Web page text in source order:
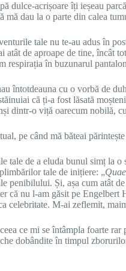
dulce-acrișoare îți ieșeau
dau la o parte din calea
tale nu te-au adus în
de aproape de tine, încât
respirația în buzunarul
întotdeauna cu o vorbă de
că ți-a fost lăsată
dintr-o viță oarecum nobilă,
pe când mă băteai
de a eluda bunul simț la
tale de inițiere: „
Și, așa cum atât
nu l-am găsit pe
celebritate. M-ai zeflemit,
ce mi se întâmpla foarte rar
dobândite în timpul